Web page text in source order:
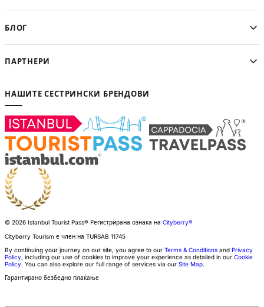
БЛОГ
ПАРТНЕРИ
НАШИТЕ СЕСТРИНСКИ БРЕНДОВИ
© 2026 Istanbul Tourist Pass® Регистрирана ознака на Cityberry®
Cityberry Tourism е член на TURSAB 11745
By continuing your journey on our site, you agree to our Terms & Conditions and Privacy
Policy, including our use of cookies to improve your experience as detailed in our Cookie
Policy. You can also explore our full range of services via our Site Map.
Гарантирано безбедно плаќање